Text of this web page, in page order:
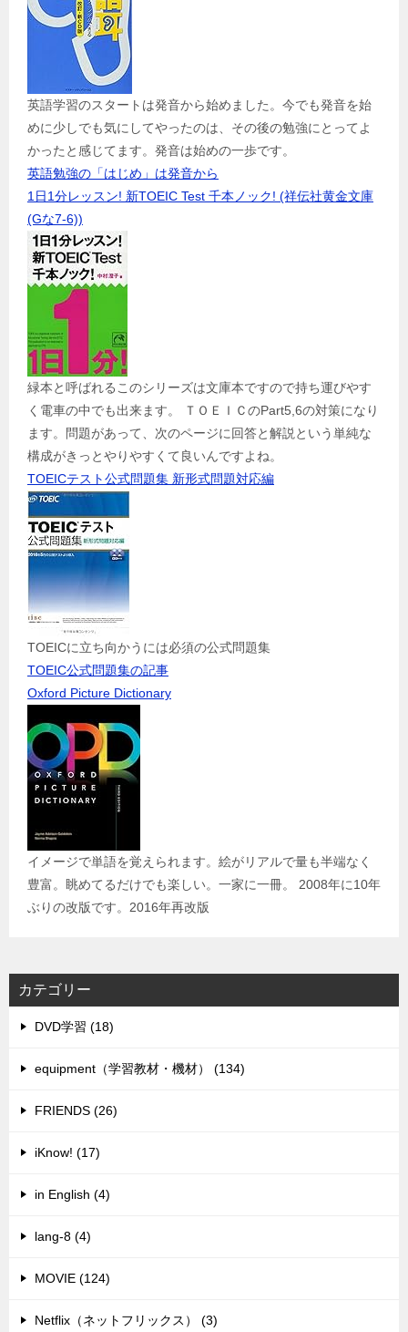
英語学習のスタートは発音から始めました。今でも発音を始
めに少しでも気にしてやったのは、その後の勉強にとってよ
かったと感じてます。発音は始めの一歩です。
英語勉強の「はじめ」は発音から
1日1分レッスン! 新TOEIC Test 千本ノック! (祥伝社黄金文庫
(Gな7-6))
緑本と呼ばれるこのシリーズは文庫本ですので持ち運びやす
く電車の中でも出来ます。 ＴＯＥＩＣのPart5,6の対策になり
ます。問題があって、次のページに回答と解説という単純な
構成がきっとやりやすくて良いんですよね。
TOEICテスト公式問題集 新形式問題対応編
TOEICに立ち向かうには必須の公式問題集
TOEIC公式問題集の記事
Oxford Picture Dictionary
イメージで単語を覚えられます。絵がリアルで量も半端なく
豊富。眺めてるだけでも楽しい。一家に一冊。 2008年に10年
ぶりの改版です。2016年再改版
カテゴリー
DVD学習 (18)
equipment（学習教材・機材） (134)
FRIENDS (26)
iKnow! (17)
in English (4)
lang-8 (4)
MOVIE (124)
Netflix（ネットフリックス） (3)